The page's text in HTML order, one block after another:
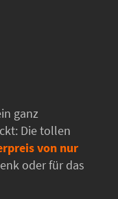
ganz
Die tollen
von nur
oder für das